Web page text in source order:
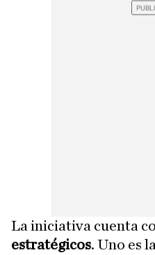
La iniciativa cuenta
estratégicos. Uno es